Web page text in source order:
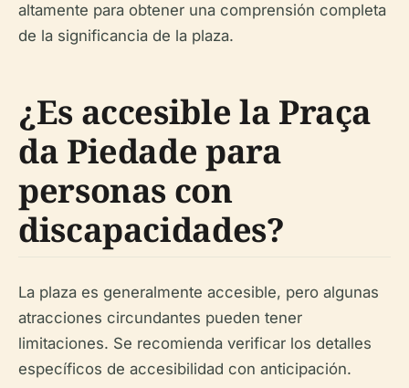
altamente para obtener una comprensión completa
de la significancia de la plaza.
¿Es accesible la Praça
da Piedade para
personas con
discapacidades?
La plaza es generalmente accesible, pero algunas
atracciones circundantes pueden tener
limitaciones. Se recomienda verificar los detalles
específicos de accesibilidad con anticipación.